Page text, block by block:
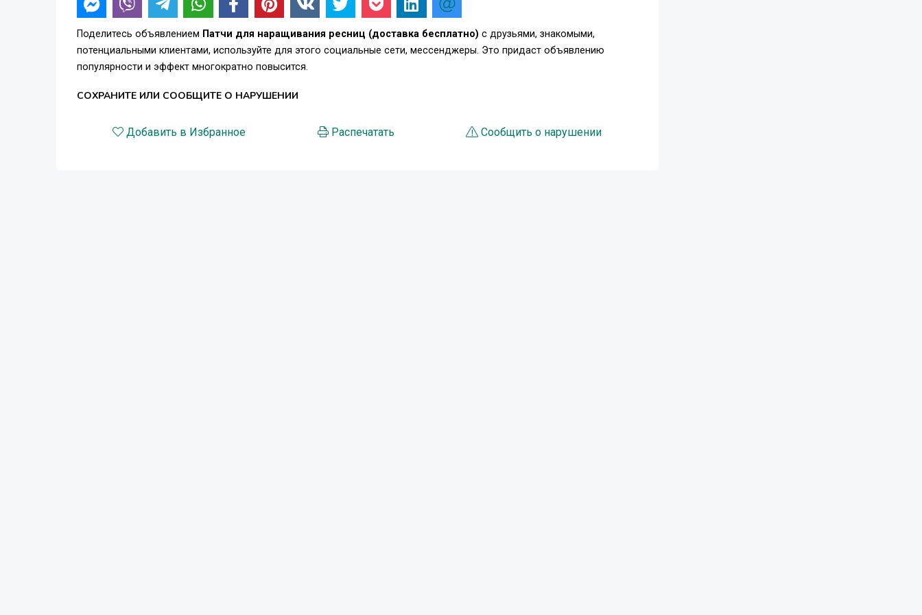
Поделитесь объявлением Патчи для наращивания ресниц (доставка бесплатно) с друзьями, знакомыми,
потенциальными клиентами, используйте для этого социальные сети, мессенджеры. Это придаст объявлению
популярности и эффект многократно повысится.
СОХРАНИТЕ ИЛИ СООБЩИТЕ О НАРУШЕНИИ
Добавить в Избранное Распечатать Сообщить о нарушении